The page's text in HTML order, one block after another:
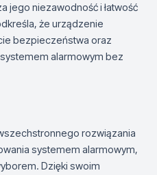
jego niezawodność i łatwość
że urządzenie
bezpieczeństwa oraz
alarmowym bez
rozwiązania
systemem alarmowym,
Dzięki swoim